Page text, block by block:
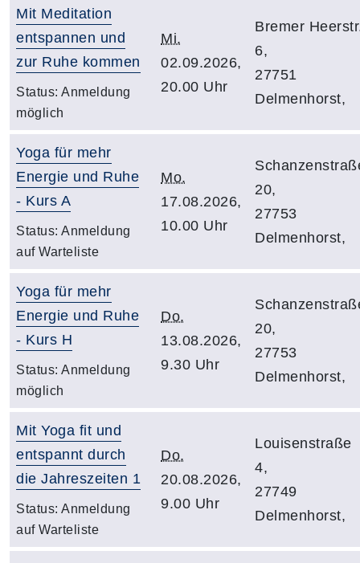
Mit Meditation
entspannen und
zur Ruhe kommen
Status: Anmeldung
möglich
Mi.
02.09.2026,
20.00 Uhr
Bremer
6,
27751
Delmenhorst,
Yoga für mehr
Energie und Ruhe
- Kurs A
Status: Anmeldung
auf Warteliste
Mo.
17.08.2026,
10.00 Uhr
20,
27753
Delmenhorst,
Yoga für mehr
Energie und Ruhe
- Kurs H
Status: Anmeldung
möglich
Do.
13.08.2026,
9.30 Uhr
20,
27753
Delmenhorst,
Mit Yoga fit und
entspannt durch
die Jahreszeiten 1
Status: Anmeldung
auf Warteliste
Do.
20.08.2026,
9.00 Uhr
Louisenstraße
4,
27749
Delmenhorst,